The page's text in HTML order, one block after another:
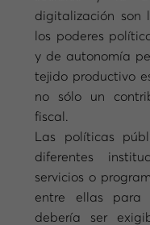
digitalización son
los poderes
y de autonomía
tejido productivo
no sólo un
fiscal.
Las políticas
diferentes
servicios o
entre ellas para
debería ser